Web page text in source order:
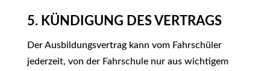
5. KÜNDIGUNG DES VERTRAGS
Der Ausbildungsvertrag kann vom Fahrschüler
jederzeit, von der Fahrschule nur aus wichtigem